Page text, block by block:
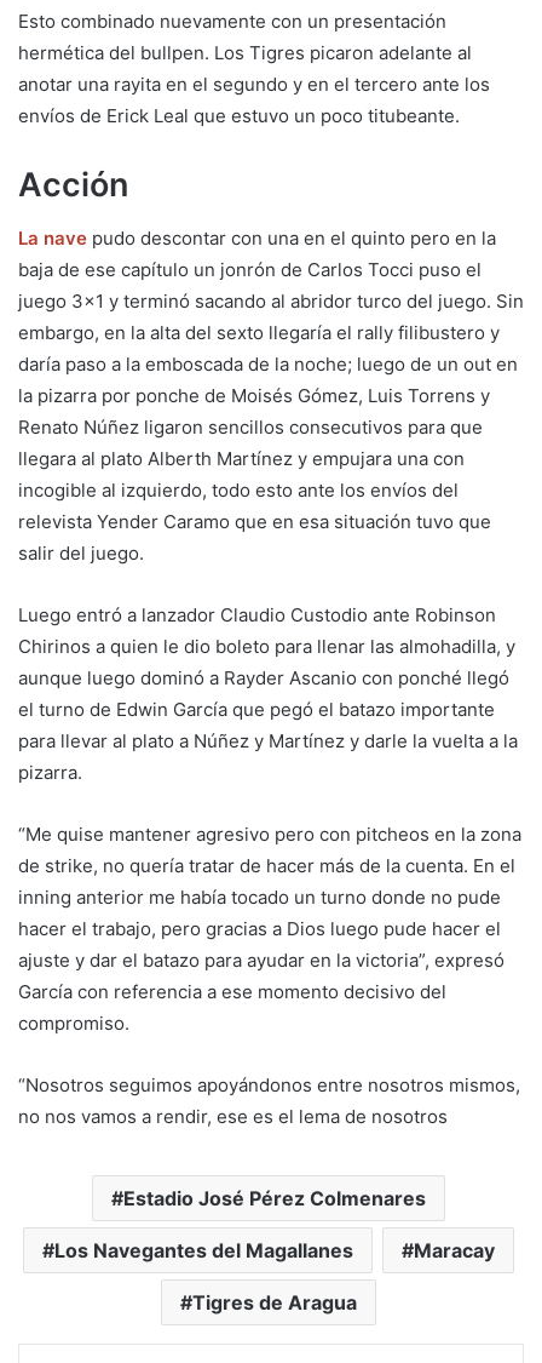
Esto combinado nuevamente con un presentación
hermética del bullpen. Los Tigres picaron adelante al
anotar una rayita en el segundo y en el tercero ante los
envíos de Erick Leal que estuvo un poco titubeante.
Acción
La nave pudo descontar con una en el quinto pero en la
baja de ese capítulo un jonrón de Carlos Tocci puso el
juego 3×1 y terminó sacando al abridor turco del juego. Sin
embargo, en la alta del sexto llegaría el rally filibustero y
daría paso a la emboscada de la noche; luego de un out en
la pizarra por ponche de Moisés Gómez, Luis Torrens y
Renato Núñez ligaron sencillos consecutivos para que
llegara al plato Alberth Martínez y empujara una con
incogible al izquierdo, todo esto ante los envíos del
relevista Yender Caramo que en esa situación tuvo que
salir del juego.
Luego entró a lanzador Claudio Custodio ante Robinson
Chirinos a quien le dio boleto para llenar las almohadilla, y
aunque luego dominó a Rayder Ascanio con ponché llegó
el turno de Edwin García que pegó el batazo importante
para llevar al plato a Núñez y Martínez y darle la vuelta a la
pizarra.
“Me quise mantener agresivo pero con pitcheos en la zona
de strike, no quería tratar de hacer más de la cuenta. En el
inning anterior me había tocado un turno donde no pude
hacer el trabajo, pero gracias a Dios luego pude hacer el
ajuste y dar el batazo para ayudar en la victoria”, expresó
García con referencia a ese momento decisivo del
compromiso.
“Nosotros seguimos apoyándonos entre nosotros mismos,
no nos vamos a rendir, ese es el lema de nosotros
Estadio José Pérez Colmenares
Los Navegantes del Magallanes Maracay
Tigres de Aragua